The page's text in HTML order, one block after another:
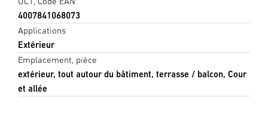
4007841068073
Applications
Extérieur
Emplacement, pièce
extérieur, tout autour du bâtiment, terrasse / balcon, Cour
et allée